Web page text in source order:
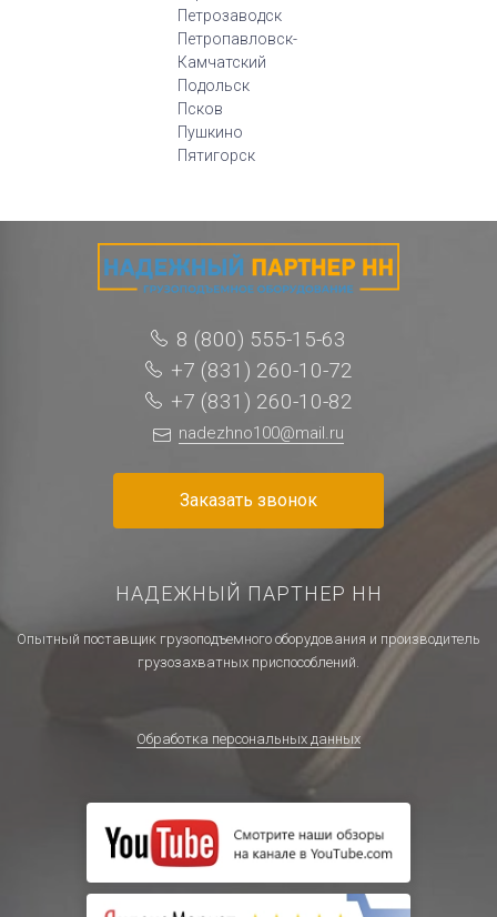
Петрозаводск
Петропавловск-
Камчатский
Подольск
Псков
Пушкино
Пятигорск
8 (800) 555-15-63
+7 (831) 260-10-72
+7 (831) 260-10-82
nadezhno100@mail.ru
Заказать звонок
НАДЕЖНЫЙ ПАРТНЕР НН
Опытный поставщик грузоподъемного оборудования и производитель
грузозахватных приспособлений.
Обработка персональных данных